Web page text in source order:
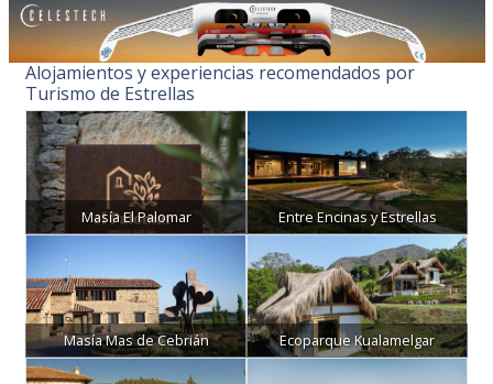
Alojamientos y experiencias recomendados por
Turismo de Estrellas
Masía El Palomar Entre Encinas y Estrellas
Masía Mas de Cebrián Ecoparque Kualamelgar